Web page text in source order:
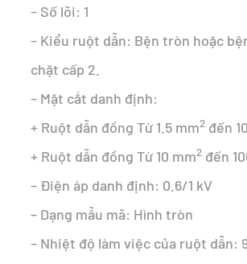
– Số lõi: 1
– Kiểu ruột dẫn: Bện tròn hoặc
chặt cấp 2.
– Mặt cắt danh định:
+ Ruột dẫn đồng Từ 1.5 mm2 đến
+ Ruột dẫn đồng Từ 10 mm2 đến
– Điện áp danh định: 0.6/1 kV
– Dạng mẫu mã: Hình tròn
– Nhiệt độ làm việc của ruột dẫn: